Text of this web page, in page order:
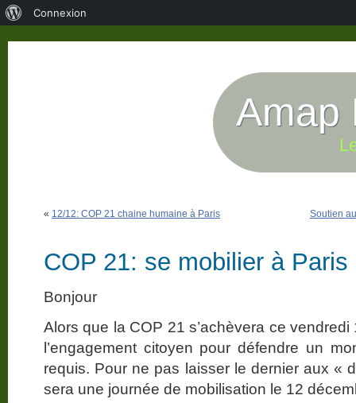
Amap
« 12/12: COP 21 chaine humaine à Paris Soutien
COP 21: se mobilier à Paris
Bonjour
Alors que la COP 21 s’achèvera ce
l’engagement citoyen pour défendre un
requis. Pour ne pas laisser le dernier aux «
sera une journée de mobilisation le 12
Connexion